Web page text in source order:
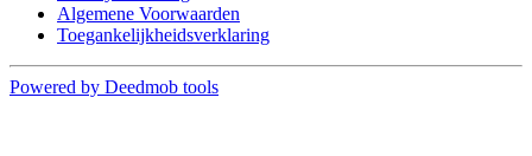
Algemene Voorwaarden
Toegankelijkheidsverklaring
Powered by Deedmob tools